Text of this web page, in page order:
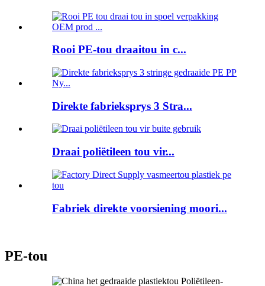
Rooi PE-tou draaitou in c...
Direkte fabrieksprys 3 Stra...
Draai poliëtileen tou vir...
Fabriek direkte voorsiening moori...
PE-tou